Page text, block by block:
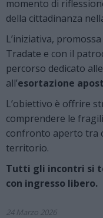
momento di
della cittadinanza
L’iniziativa,
Tradate e con il
percorso dedicato
all’esortazione
L’obiettivo è offrire
comprendere le
confronto aperto tra
territorio.
Tutti gli incontri si
con ingresso libero.
24 Marzo 2026